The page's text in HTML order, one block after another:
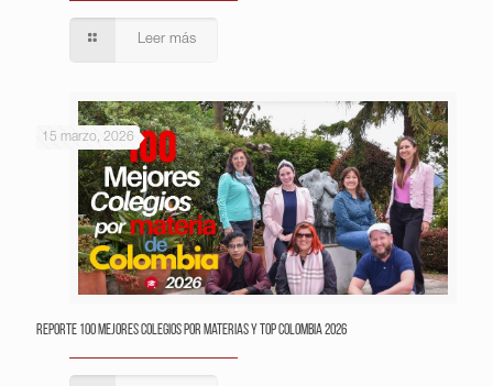
Leer más
15 marzo, 2026
Reporte 100 Mejores Colegios por Materias y Top Colombia 2026